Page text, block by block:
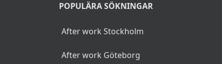
POPULÄRA SÖKNINGAR
After work Stockholm
After work Göteborg